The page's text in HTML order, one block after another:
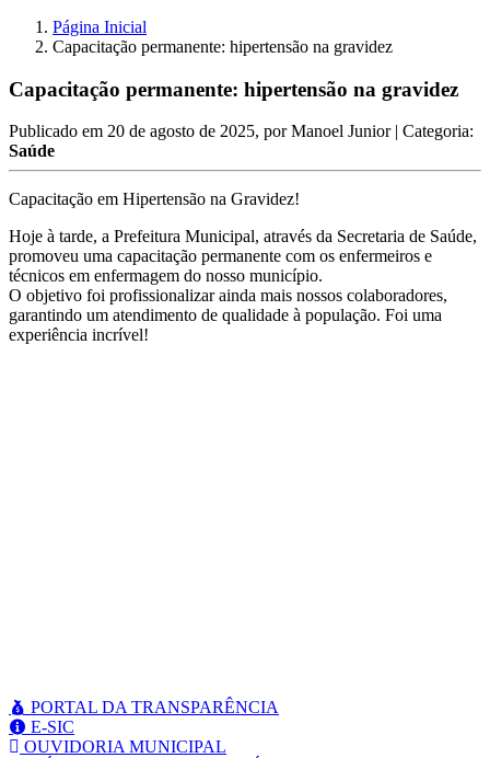
Página Inicial
Capacitação permanente: hipertensão na gravidez
Capacitação permanente: hipertensão na gravidez
Publicado em 20 de agosto de 2025, porManoel Junior | Categoria:
Saúde
Capacitação em Hipertensão na Gravidez!
Hoje à tarde, a Prefeitura Municipal, através da Secretaria de Saúde,
promoveu uma capacitação permanente com os enfermeiros e
técnicos em enfermagem do nosso município.
O objetivo foi profissionalizar ainda mais nossos colaboradores,
garantindo um atendimento de qualidade à população. Foi uma
experiência incrível!
PORTAL DA TRANSPARÊNCIA
E-SIC
OUVIDORIA MUNICIPAL